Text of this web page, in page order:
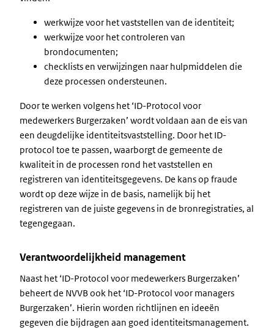
werkwijze voor het vaststellen van de identiteit;
werkwijze voor het controleren van
brondocumenten;
checklists en verwijzingen naar hulpmiddelen die
deze processen ondersteunen.
Door te werken volgens het ‘ID-Protocol voor
medewerkers Burgerzaken’ wordt voldaan aan de eis van
een deugdelijke identiteitsvaststelling. Door het ID-
protocol toe te passen, waarborgt de gemeente de
kwaliteit in de processen rond het vaststellen en
registreren van identiteitsgegevens. De kans op fraude
wordt op deze wijze in de basis, namelijk bij het
registreren van de juiste gegevens in de bronregistraties, al
tegengegaan.
Verantwoordelijkheid management
Naast het ‘ID-Protocol voor medewerkers Burgerzaken’
beheert de NVVB ook het ‘ID-Protocol voor managers
Burgerzaken’. Hierin worden richtlijnen en ideeën
gegeven die bijdragen aan goed identiteitsmanagement.